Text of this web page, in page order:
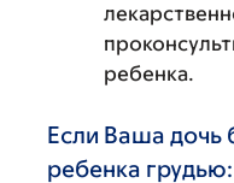
ребенка.
Если Ваша дочь
ребенка грудью: